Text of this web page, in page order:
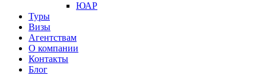
ЮАР
Туры
Визы
Агентствам
О компании
Контакты
Блог